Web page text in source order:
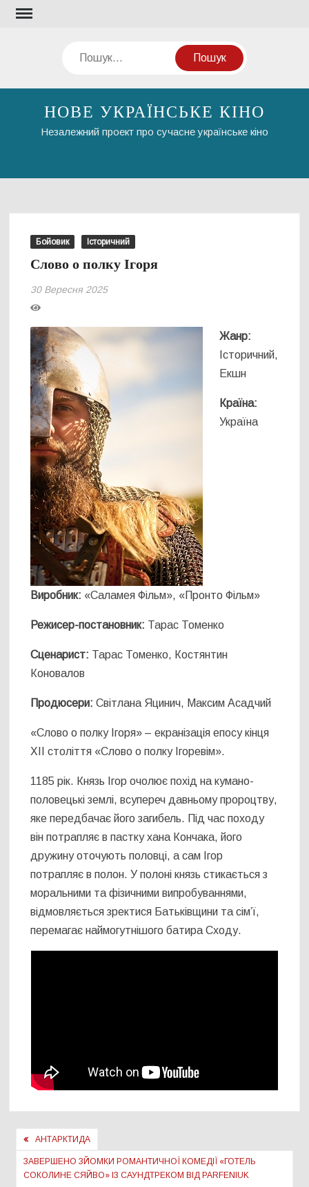
Перейти
Пошук
НОВЕ УКРАЇНСЬКЕ КІНО
Незалежний проект про сучасне українське кіно
Бойовик Історичний
Слово о полку Ігоря
30 Вересня 2025
Жанр:
Історичний,
Екшн
Країна:
Україна
Виробник: «Саламея Фільм», «Пронто Фільм»
Режисер-постановник: Тарас Томенко
Сценарист: Тарас Томенко, Костянтин
Коновалов
Продюсери:Світлана Яцинич, Максим Асадчий
«Слово о полку Ігоря» – екранізація епосу кінця
XII століття «Слово о полку Ігоревім».
1185 рік. Князь Ігор очолює похід на кумано-
половецькі землі, всупереч давньому пророцтву,
яке передбачає його загибель. Під час походу
він потрапляє в пастку хана Кончака, його
дружину оточують половці, а сам Ігор
потрапляє в полон. У полоні князь стикається з
моральними та фізичними випробуваннями,
відмовляється зректися Батьківщини та сім’ї,
перемагає наймогутнішого батирa Сходу.
Навігація
записів
АНТАРКТИДА
ЗАВЕРШЕНО ЗЙОМКИ РОМАНТИЧНОЇ КОМЕДІЇ «ГОТЕЛЬ
СОКОЛИНЕ СЯЙВО» ІЗ САУНДТРЕКОМ ВІД PARFENIUK